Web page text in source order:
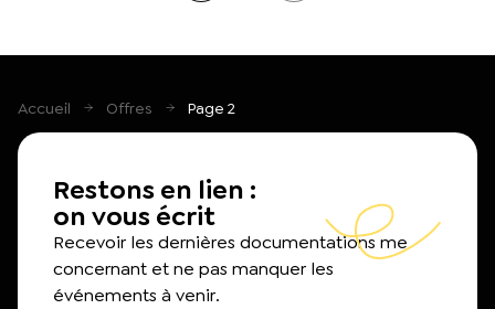
Accueil Offres Page 2
Restons en lien :
on vous écrit
Recevoir les dernières documentations me
concernant et ne pas manquer les
événements à venir.